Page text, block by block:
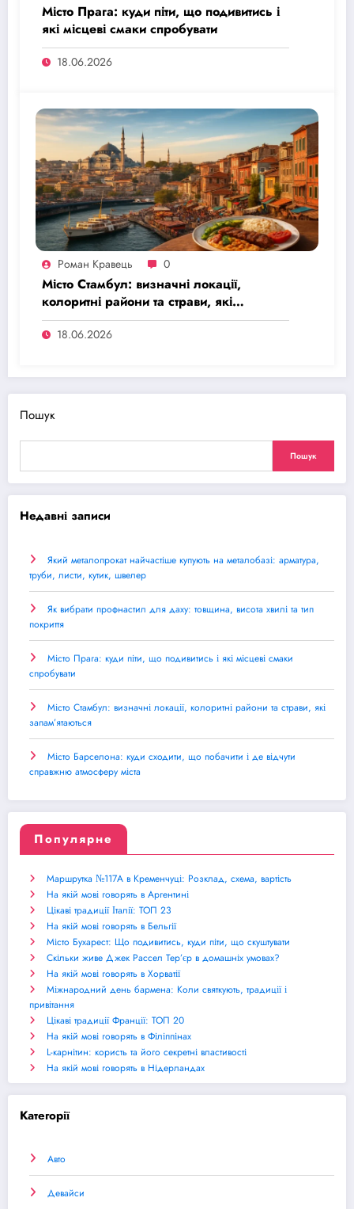
Місто Прага: куди піти, що подивитись і
які місцеві смаки спробувати
18.06.2026
Роман Кравець 0
Місто Стамбул: визначні локації,
колоритні райони та страви, які
запам’ятаються
18.06.2026
Пошук
Пошук
Недавні записи
Який металопрокат найчастіше купують на металобазі: арматура,
труби, листи, кутик, швелер
Як вибрати профнастил для даху: товщина, висота хвилі та тип
покриття
Місто Прага: куди піти, що подивитись і які місцеві смаки
спробувати
Місто Стамбул: визначні локації, колоритні райони та страви, які
запам’ятаються
Місто Барселона: куди сходити, що побачити і де відчути
справжню атмосферу міста
Популярне
Маршрутка №117А в Кременчуці: Розклад, схема, вартість
На якій мові говорять в Аргентині
Цікаві традиції Італії: ТОП 23
На якій мові говорять в Бельгії
Місто Бухарест: Що подивитись, куди піти, що скуштувати
Скільки живе Джек Рассел Тер’єр в домашніх умовах?
На якій мові говорять в Хорватії
Міжнародний день бармена: Коли святкують, традиції і
привітання
Цікаві традиції Франції: ТОП 20
На якій мові говорять в Філіппінах
L-карнітин: користь та його секретні властивості
На якій мові говорять в Нідерландах
Категорії
Авто
Девайси